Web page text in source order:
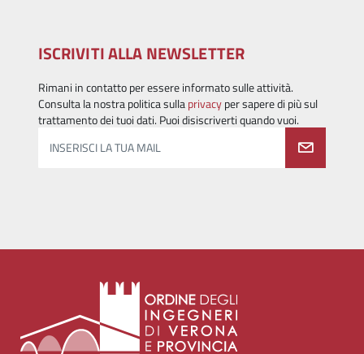
ISCRIVITI ALLA NEWSLETTER
Rimani in contatto per essere informato sulle attività.
Consulta la nostra politica sullaprivacyper sapere di più sul
trattamento dei tuoi dati. Puoi disiscriverti quando vuoi.
INSERISCI LA TUA MAIL